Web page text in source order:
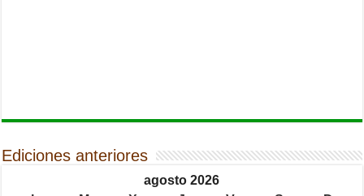
Ediciones anteriores
agosto 2026